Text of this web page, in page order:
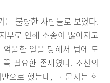
는 불량한 사람들로 보였다.
부로 인해 소송이 많아지고
울한 일을 당해서 법에 도
필요한 존재였다. 조선의
으로 했는데, 그 문서는 한